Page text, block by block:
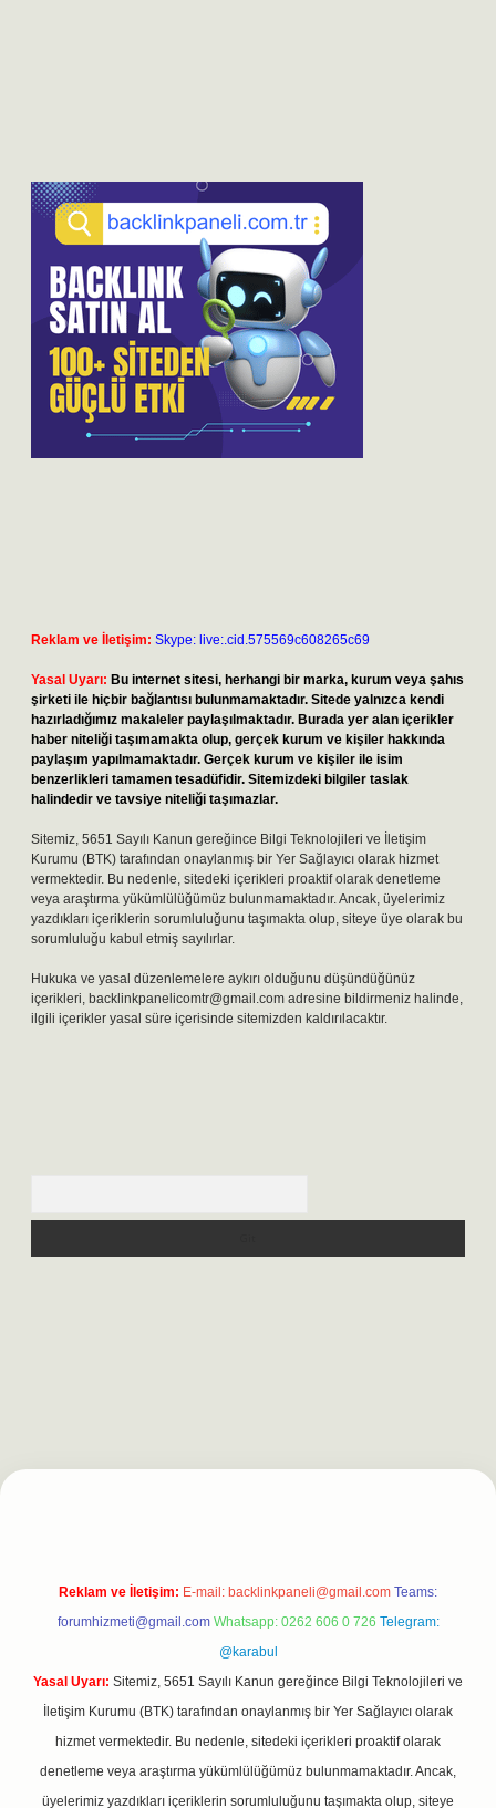
Reklam ve İletişim: Skype: live:.cid.575569c608265c69
Yasal Uyarı: Bu internet sitesi, herhangi bir marka, kurum veya şahıs
şirketi ile hiçbir bağlantısı bulunmamaktadır. Sitede yalnızca kendi
hazırladığımız makaleler paylaşılmaktadır. Burada yer alan içerikler
haber niteliği taşımamakta olup, gerçek kurum ve kişiler hakkında
paylaşım yapılmamaktadır. Gerçek kurum ve kişiler ile isim
benzerlikleri tamamen tesadüfidir. Sitemizdeki bilgiler taslak
halindedir ve tavsiye niteliği taşımazlar.
Sitemiz, 5651 Sayılı Kanun gereğince Bilgi Teknolojileri ve İletişim
Kurumu (BTK) tarafından onaylanmış bir Yer Sağlayıcı olarak hizmet
vermektedir. Bu nedenle, sitedeki içerikleri proaktif olarak denetleme
veya araştırma yükümlülüğümüz bulunmamaktadır. Ancak, üyelerimiz
yazdıkları içeriklerin sorumluluğunu taşımakta olup, siteye üye olarak bu
sorumluluğu kabul etmiş sayılırlar.
Hukuka ve yasal düzenlemelere aykırı olduğunu düşündüğünüz
içerikleri, backlinkpanelicomtr@gmail.com adresine bildirmeniz halinde,
ilgili içerikler yasal süre içerisinde sitemizden kaldırılacaktır.
Reklam ve İletişim: E-mail: backlinkpaneli@gmail.com Teams:
forumhizmeti@gmail.com Whatsapp: 0262 606 0 726 Telegram:
@karabul
Yasal Uyarı: Sitemiz, 5651 Sayılı Kanun gereğince Bilgi Teknolojileri ve
İletişim Kurumu (BTK) tarafından onaylanmış bir Yer Sağlayıcı olarak
hizmet vermektedir. Bu nedenle, sitedeki içerikleri proaktif olarak
denetleme veya araştırma yükümlülüğümüz bulunmamaktadır. Ancak,
üyelerimiz yazdıkları içeriklerin sorumluluğunu taşımakta olup, siteye